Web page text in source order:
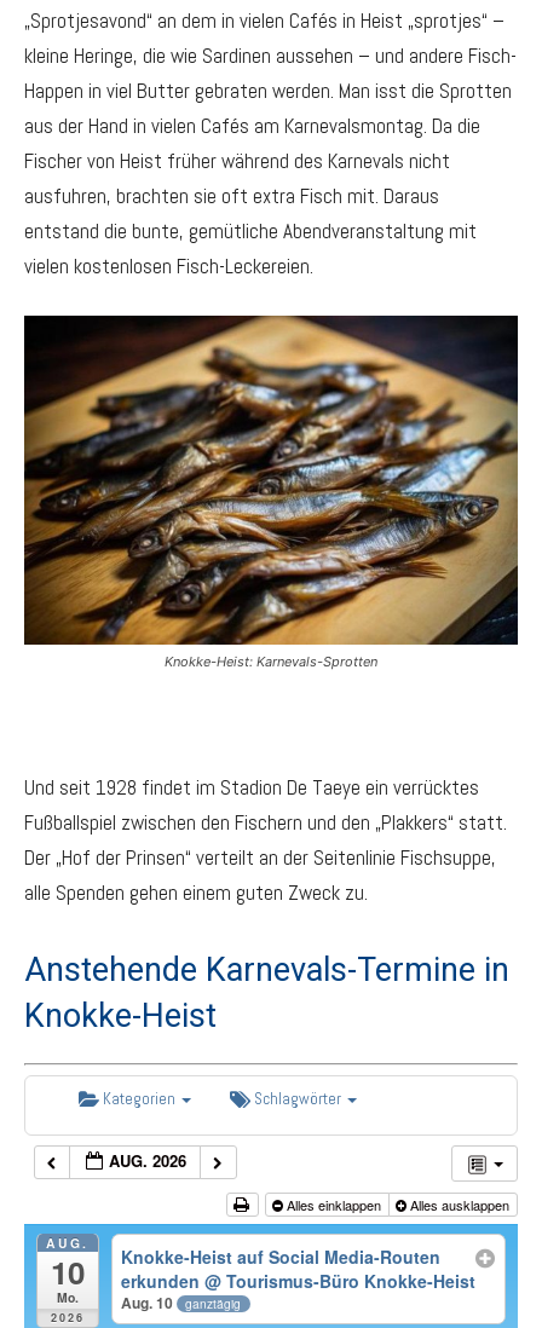
„Sprotjesavond“ an dem in vielen Cafés in Heist „sprotjes“ –
kleine Heringe, die wie Sardinen aussehen – und andere Fisch-
Happen in viel Butter gebraten werden. Man isst die Sprotten
aus der Hand in vielen Cafés am Karnevalsmontag. Da die
Fischer von Heist früher während des Karnevals nicht
ausfuhren, brachten sie oft extra Fisch mit. Daraus
entstand die bunte, gemütliche Abendveranstaltung mit
vielen kostenlosen Fisch-Leckereien.
Knokke-Heist: Karnevals-Sprotten
Und seit 1928 findet im Stadion De Taeye ein verrücktes
Fußballspiel zwischen den Fischern und den „Plakkers“ statt.
Der „Hof der Prinsen“ verteilt an der Seitenlinie Fischsuppe,
alle Spenden gehen einem guten Zweck zu.
Anstehende Karnevals-Termine in
Knokke-Heist
Kategorien Schlagwörter
AUG. 2026
Alles einklappen Alles ausklappen
AUG.
10
Mo.
2026
Knokke-Heist auf Social Media-Routen
erkunden@ Tourismus-Büro Knokke-Heist
Aug. 10 ganztägig